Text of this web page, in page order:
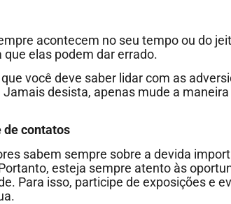
acontecem no seu tempo ou do
que elas podem dar errado.
você deve saber lidar com as
desista, apenas mude a
de contatos
sabem sempre sobre a devida
esteja sempre atento às
Para isso, participe de exposições e